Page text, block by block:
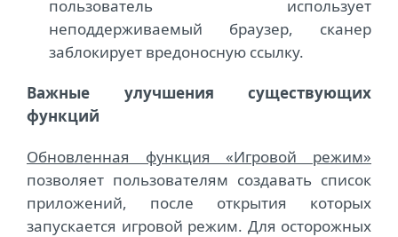
пользователь использует
неподдерживаемый браузер, сканер
заблокирует вредоносную ссылку.
Важные улучшения существующих
функций
Обновленная функция «Игровой режим»
позволяет пользователям создавать список
приложений, после открытия которых
запускается игровой режим. Для осторожных